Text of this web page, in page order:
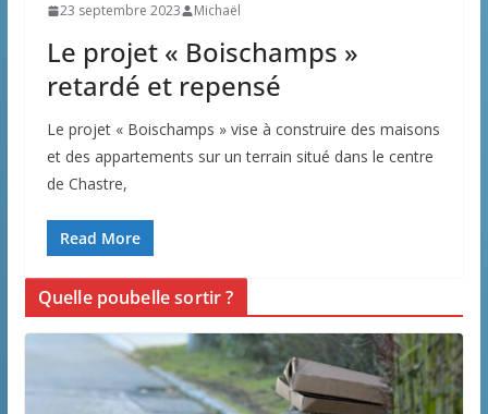
23 septembre 2023 Michaël
Le projet « Boischamps »
retardé et repensé
Le projet « Boischamps » vise à construire des maisons
et des appartements sur un terrain situé dans le centre
de Chastre,
Read More
Quelle poubelle sortir ?